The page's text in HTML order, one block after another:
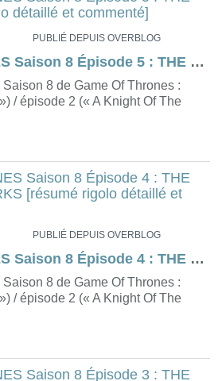
PUBLIÉ DEPUIS OVERBLOG
GAME OF THRONES Saison 8 Épisode 5 : THE BELLS [résumé rigolo détaillé et commenté]
8 de Game Of Thrones :
/ épisode 2 (« A Knight Of The
PUBLIÉ DEPUIS OVERBLOG
GAME OF THRONES Saison 8 Épisode 4 : THE LAST OF THE STARKS [résumé rigolo détaillé et commenté]
8 de Game Of Thrones :
/ épisode 2 (« A Knight Of The